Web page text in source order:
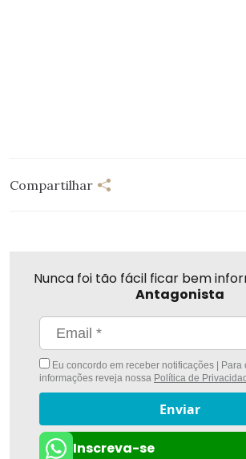
Compartilhar
Nunca foi tão fácil ficar bem
Antagonista
Eu concordo em receber notificações | Para
informações reveja nossa Política de
Enviar
Inscreva-se